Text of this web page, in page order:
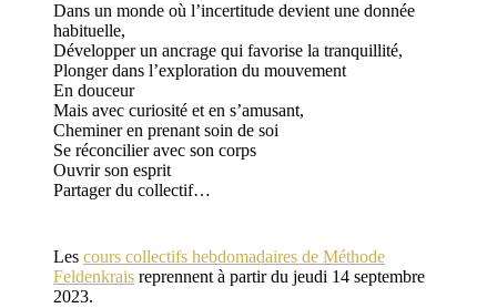
Dans un monde où l’incertitude devient une donnée
habituelle,
Développer un ancrage qui favorise la tranquillité,
Plonger dans l’exploration du mouvement
En douceur
Mais avec curiosité et en s’amusant,
Cheminer en prenant soin de soi
Se réconcilier avec son corps
Ouvrir son esprit
Partager du collectif…
Les cours collectifs hebdomadaires de Méthode
Feldenkrais reprennent à partir du jeudi 14 septembre
2023.